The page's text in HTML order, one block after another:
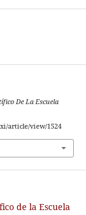
De La Escuela
article/view/1524
de la Escuela